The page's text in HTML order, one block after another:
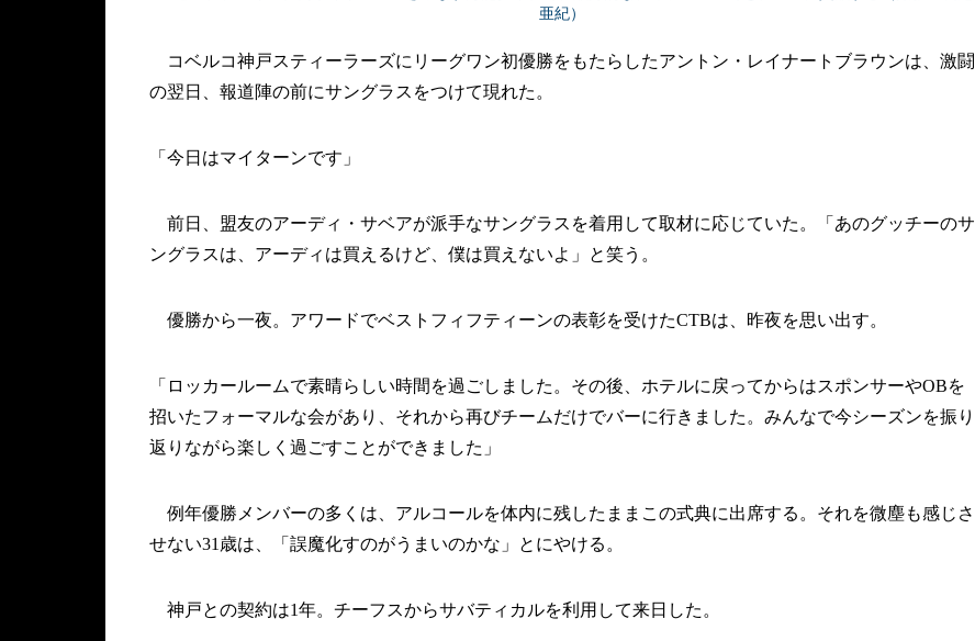
亜紀）
コベルコ神戸スティーラーズにリーグワン初優勝をもたらしたアントン・レイナートブラウンは、激闘
の翌日、報道陣の前にサングラスをつけて現れた。
「今日はマイターンです」
前日、盟友のアーディ・サベアが派手なサングラスを着用して取材に応じていた。「あのグッチーのサ
ングラスは、アーディは買えるけど、僕は買えないよ」と笑う。
優勝から一夜。アワードでベストフィフティーンの表彰を受けたCTBは、昨夜を思い出す。
「ロッカールームで素晴らしい時間を過ごしました。その後、ホテルに戻ってからはスポンサーやOBを
招いたフォーマルな会があり、それから再びチームだけでバーに行きました。みんなで今シーズンを振り
返りながら楽しく過ごすことができました」
例年優勝メンバーの多くは、アルコールを体内に残したままこの式典に出席する。それを微塵も感じさ
せない31歳は、「誤魔化すのがうまいのかな」とにやける。
神戸との契約は1年。チーフスからサバティカルを利用して来日した。